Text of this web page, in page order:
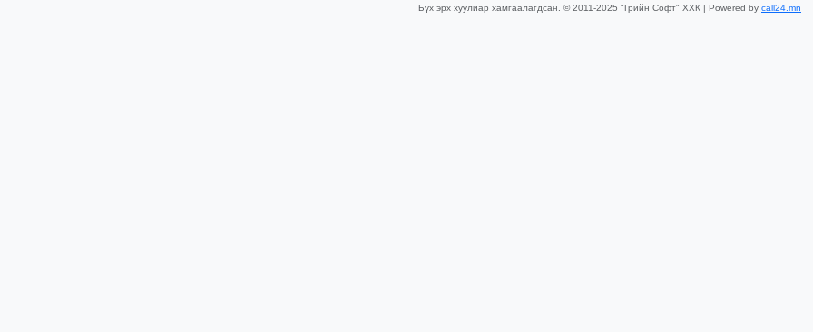
Бүх эрх хуулиар хамгаалагдсан. © 2011-2025 "Грийн Софт" ХХК | Powered by call24.mn